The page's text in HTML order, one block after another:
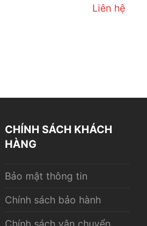
Liên hệ
CHÍNH SÁCH KHÁCH
HÀNG
Bảo mật thông tin
Chính sách bảo hành
Chính sách vận chuyển